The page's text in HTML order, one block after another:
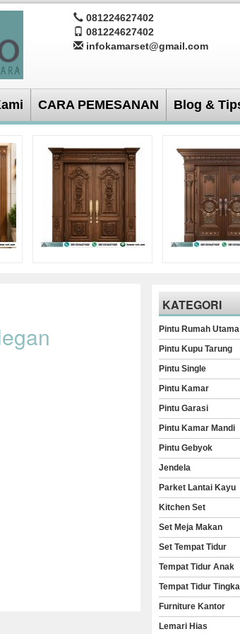
081224627402
081224627402
infokamarset@gmail.com
CARA PEMESANAN Blog &
KATEGORI
Pintu Rumah Utama
Pintu Kupu Tarung
Pintu Single
Pintu Kamar
Pintu Garasi
Pintu Kamar Mandi
Pintu Gebyok
Jendela
Parket Lantai Kayu
Kitchen Set
Set Meja Makan
Set Tempat Tidur
Tempat Tidur Anak
Tempat Tidur
Furniture Kantor
Lemari Hias